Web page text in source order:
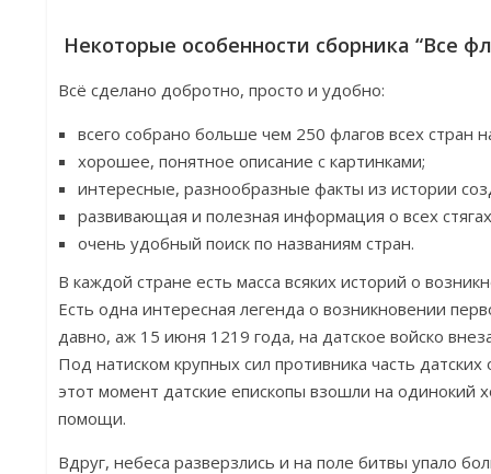
Некоторые особенности сборника “Все
Всё сделано добротно, просто и удобно:
всего собрано больше чем 250 флагов всех стран
хорошее, понятное описание с картинками;
интересные, разнообразные факты из истории
развивающая и полезная информация о всех
очень удобный поиск по названиям стран.
В каждой стране есть масса всяких историй о
Есть одна интересная легенда о возникновении
давно, аж 15 июня 1219 года, на датское войско
Под натиском крупных сил противника часть датских
этот момент датские епископы взошли на одинокий
помощи.
Вдруг, небеса разверзлись и на поле битвы упало